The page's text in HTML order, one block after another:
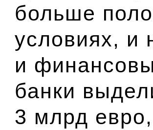
больше
условиях, и
и
банки
3 млрд